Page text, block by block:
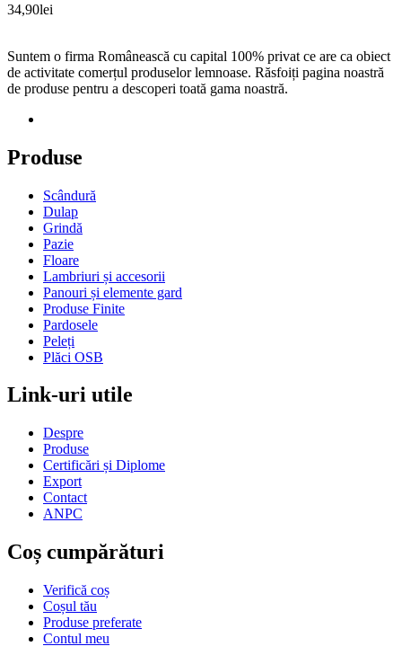
34,90lei
Suntem o firma Românească cu capital 100% privat ce are ca obiect
de activitate comerțul produselor lemnoase. Răsfoiți pagina noastră
de produse pentru a descoperi toată gama noastră.
Produse
Scândură
Dulap
Grindă
Pazie
Floare
Lambriuri și accesorii
Panouri și elemente gard
Produse Finite
Pardosele
Peleți
Plăci OSB
Link-uri utile
Despre
Produse
Certificări și Diplome
Export
Contact
ANPC
Coș cumpărături
Verifică coș
Coșul tău
Produse preferate
Contul meu